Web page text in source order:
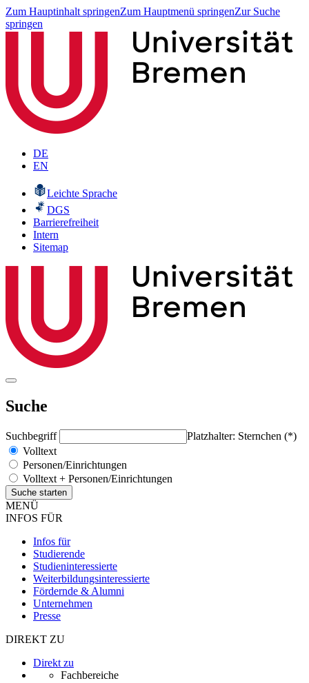
Zum Hauptinhalt springenZum Hauptmenü springenZur Suche
springen
DE
EN
Leichte Sprache
DGS
Barrierefreiheit
Intern
Sitemap
Suche
Suchbegriff
Platzhalter: Sternchen (*)
Volltext
Personen/Einrichtungen
Volltext + Personen/Einrichtungen
MENÜ
INFOS FÜR
Infos für
Studierende
Studieninteressierte
Weiterbildungsinteressierte
Fördernde & Alumni
Unternehmen
Presse
DIREKT ZU
Direkt zu
Fachbereiche